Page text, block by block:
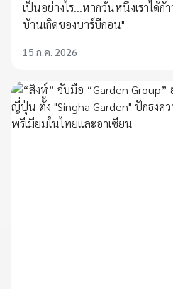
เป็นอย่างไร...หากวันหนึ่งเราได้ก้
บ้านเกิดของบาร์บีกอน"
15 ก.ค. 2026